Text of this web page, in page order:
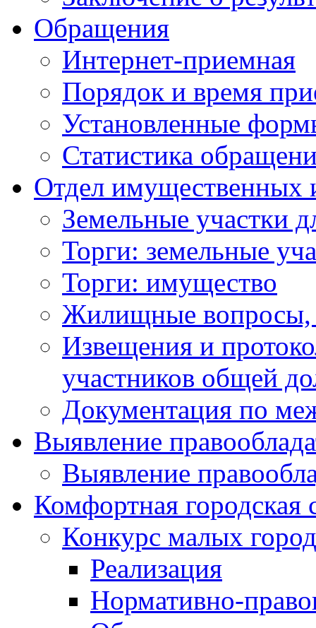
Обращения
Интернет-приемная
Порядок и время
Установленные
Статистика
Отдел имущественных
Земельные участки
Торги: земельные
Торги: имущество
Жилищные вопросы,
Извещения и
участников общей
Документация по
Выявление
Выявление
Комфортная городская
Конкурс малых
Реализация
Нормативно-